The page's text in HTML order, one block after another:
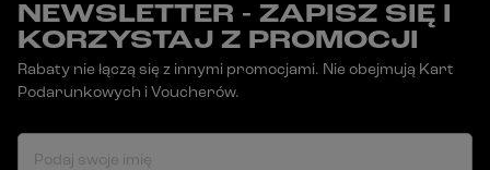
NEWSLETTER - ZAPISZ SIĘ I
KORZYSTAJ Z PROMOCJI
Rabaty nie łączą się z innymi promocjami. Nie obejmują Kart
Podarunkowych i Voucherów.
Podaj swoje imię